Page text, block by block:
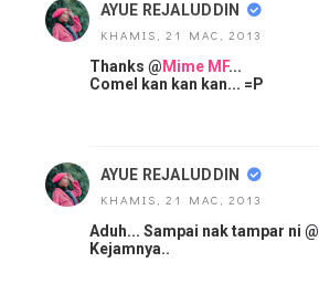
AYUE REJALUDDIN
KHAMIS, 21 MAC, 2013
Thanks @ Mime MF...
Comel kan kan kan... =P
AYUE REJALUDDIN
KHAMIS, 21 MAC, 2013
Aduh... Sampai nak tampar ni @
Kejamnya..